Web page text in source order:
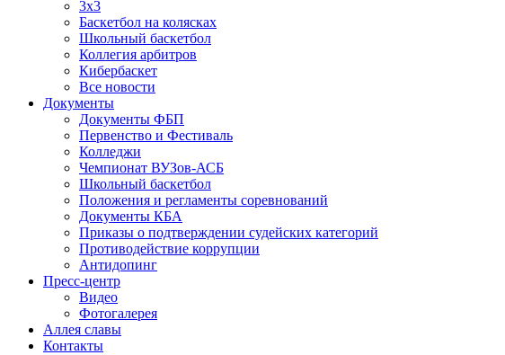
3х3
Баскетбол на колясках
Школьный баскетбол
Коллегия арбитров
Кибербаскет
Все новости
Документы
Документы ФБП
Первенство и Фестиваль
Колледжи
Чемпионат ВУЗов-АСБ
Школьный баскетбол
Положения и регламенты соревнований
Документы КБА
Приказы о подтверждении судейских категорий
Противодействие коррупции
Антидопинг
Пресс-центр
Видео
Фотогалерея
Аллея славы
Контакты